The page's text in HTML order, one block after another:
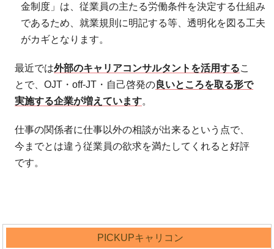
金制度」は、従業員の主たる労働条件を決定する仕組み
であるため、就業規則に明記する等、透明化を図る工夫
がカギとなります。
最近では外部のキャリアコンサルタントを活用するこ
とで、OJT・off-JT・自己啓発の 良いところを取る形で
実施する企業が増えています。
仕事の関係者に仕事以外の相談が出来るという点で、
今までとは違う従業員の欲求を満たしてくれると好評
です。
PICKUPキャリコン